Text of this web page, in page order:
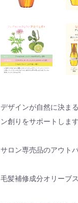
デザインが自然に決ま
ン創りをサポートします
サロン専売品のアウト
毛髪補修成分オリーブ